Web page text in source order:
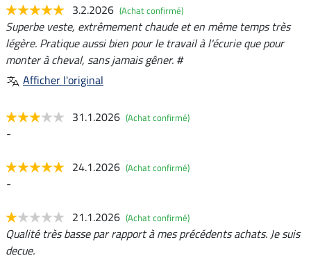
3.2.2026 (Achat confirmé)
Superbe veste, extrêmement chaude et en même temps très
légère. Pratique aussi bien pour le travail à l'écurie que pour
monter à cheval, sans jamais gêner. #
Afficher l'original
31.1.2026 (Achat confirmé)
-
24.1.2026 (Achat confirmé)
-
21.1.2026 (Achat confirmé)
Qualité très basse par rapport à mes précédents achats. Je suis
decue.